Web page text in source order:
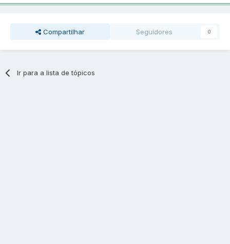
Compartilhar Seguidores 0
Ir para a lista de tópicos